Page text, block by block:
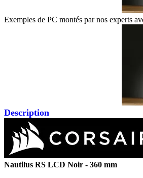
Exemples de PC montés par nos experts
Description
Nautilus RS LCD Noir - 360 mm